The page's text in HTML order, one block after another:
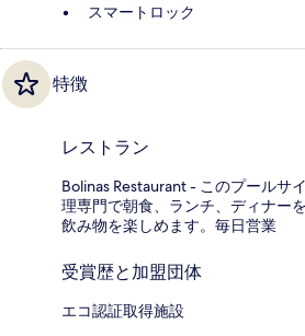
スマートロック
特徴
レストラン
Bolinas Restaurant - このプールサ
理専門で朝食、ランチ、ディナー
飲み物を楽しめます。毎日営業
受賞歴と加盟団体
エコ認証取得施設